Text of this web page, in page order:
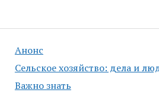
Анонс
Сельское хозяйство: дела и
Важно знать